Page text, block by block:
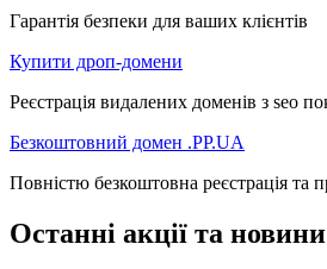
Гарантія безпеки для ваших клієнтів
Купити дроп-домени
Реєстрація видалених доменів з seo
Безкоштовний домен .PP.UA
Повністю безкоштовна реєстрація та
Останні акції та